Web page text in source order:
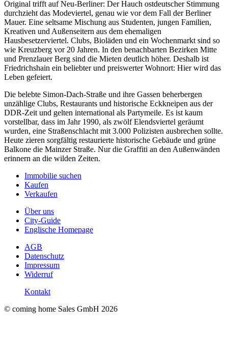
Original trifft auf Neu-Berliner: Der Hauch ostdeutscher Stimmung
durchzieht das Modeviertel, genau wie vor dem Fall der Berliner
Mauer. Eine seltsame Mischung aus Studenten, jungen Familien,
Kreativen und Außenseitern aus dem ehemaligen
Hausbesetzerviertel. Clubs, Bioläden und ein Wochenmarkt sind so
wie Kreuzberg vor 20 Jahren. In den benachbarten Bezirken Mitte
und Prenzlauer Berg sind die Mieten deutlich höher. Deshalb ist
Friedrichshain ein beliebter und preiswerter Wohnort: Hier wird das
Leben gefeiert.
Die belebte Simon-Dach-Straße und ihre Gassen beherbergen
unzählige Clubs, Restaurants und historische Eckkneipen aus der
DDR-Zeit und gelten international als Partymeile. Es ist kaum
vorstellbar, dass im Jahr 1990, als zwölf Elendsviertel geräumt
wurden, eine Straßenschlacht mit 3.000 Polizisten ausbrechen sollte.
Heute zieren sorgfältig restaurierte historische Gebäude und grüne
Balkone die Mainzer Straße. Nur die Graffiti an den Außenwänden
erinnern an die wilden Zeiten.
Immobilie suchen
Kaufen
Verkaufen
Über uns
City-Guide
Englische Homepage
AGB
Datenschutz
Impressum
Widerruf
Kontakt
© coming home Sales GmbH 2026